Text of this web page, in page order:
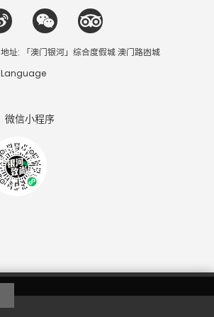
地址: 「澳门银河」综合度假城 澳门路凼城
Language
微信小程序